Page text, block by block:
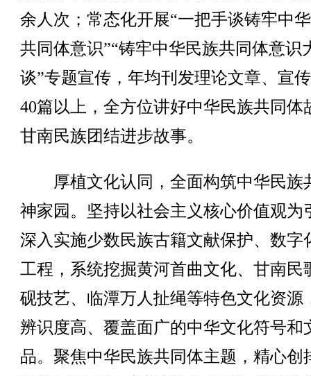
余人次；常态化开展“一把手谈铸牢中
共同体意识”“铸牢中华民族共同体意识
谈”专题宣传，年均刊发理论文章、宣
40篇以上，全方位讲好中华民族共同体
甘南民族团结进步故事。
厚植文化认同，全面构筑中华民族
神家园。坚持以社会主义核心价值观为
深入实施少数民族古籍文献保护、数字
工程，系统挖掘黄河首曲文化、甘南民
砚技艺、临潭万人扯绳等特色文化资源
辨识度高、覆盖面广的中华文化符号和
品。聚焦中华民族共同体主题，精心创